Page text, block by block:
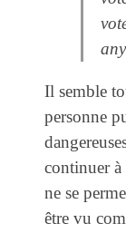
Il semble
personne
continuer à
ne se
être vu